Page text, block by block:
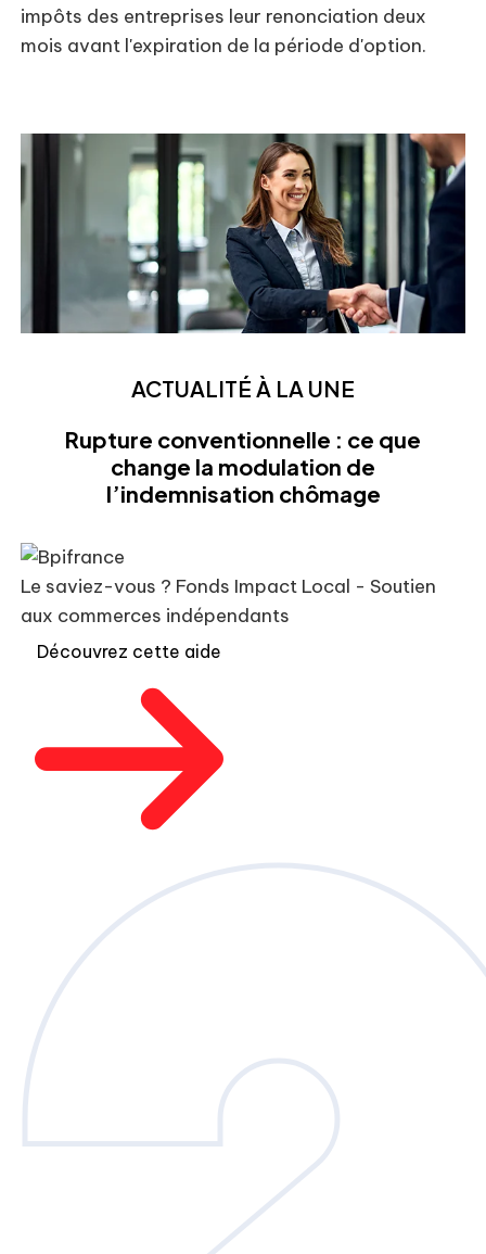
impôts des entreprises leur renonciation deux
mois avant l'expiration de la période d'option.
ACTUALITÉ À LA UNE
Rupture conventionnelle : ce que
change la modulation de
l’indemnisation chômage
Le saviez-vous ? Fonds Impact Local - Soutien
aux commerces indépendants
Découvrez cette aide